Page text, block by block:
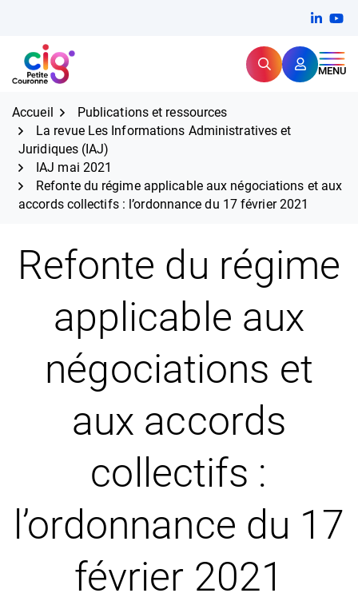
contenu
CIG Petite Couronne RechercherMENU
Expertise et proximité pour
Accueil
Publications et ressources
La revue Les Informations Administratives et
Juridiques (IAJ)
IAJ mai 2021
Refonte du régime applicable aux négociations et aux
accords collectifs : l’ordonnance du 17 février 2021
Refonte du régime
applicable aux
négociations et
aux accords
collectifs :
l’ordonnance du 17
février 2021